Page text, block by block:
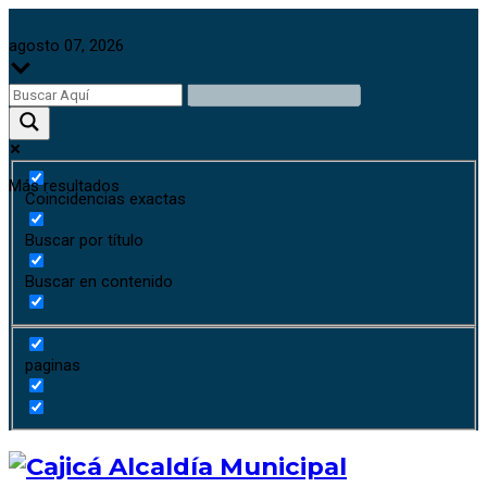
agosto 07, 2026
Más resultados
Coincidencias exactas
Buscar por título
Buscar en contenido
paginas